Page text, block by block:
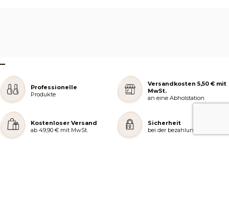
–
Professionelle
Produkte
Versandkosten 5,50 € mit
MwSt.
an eine Abholstation
Kostenloser Versand
ab 49,90 € mit MwSt.
Sicherheit
bei der bezahlung